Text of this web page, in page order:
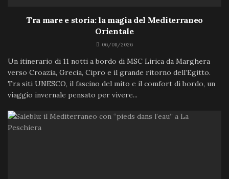
Tra mare e storia: la magia del Mediterraneo
Orientale
06/08/2026
Un itinerario di 11 notti a bordo di MSC Lirica da Marghera
verso Croazia, Grecia, Cipro e il grande ritorno dell’Egitto.
Tra siti UNESCO, il fascino del mito e il comfort di bordo, un
viaggio invernale pensato per vivere...